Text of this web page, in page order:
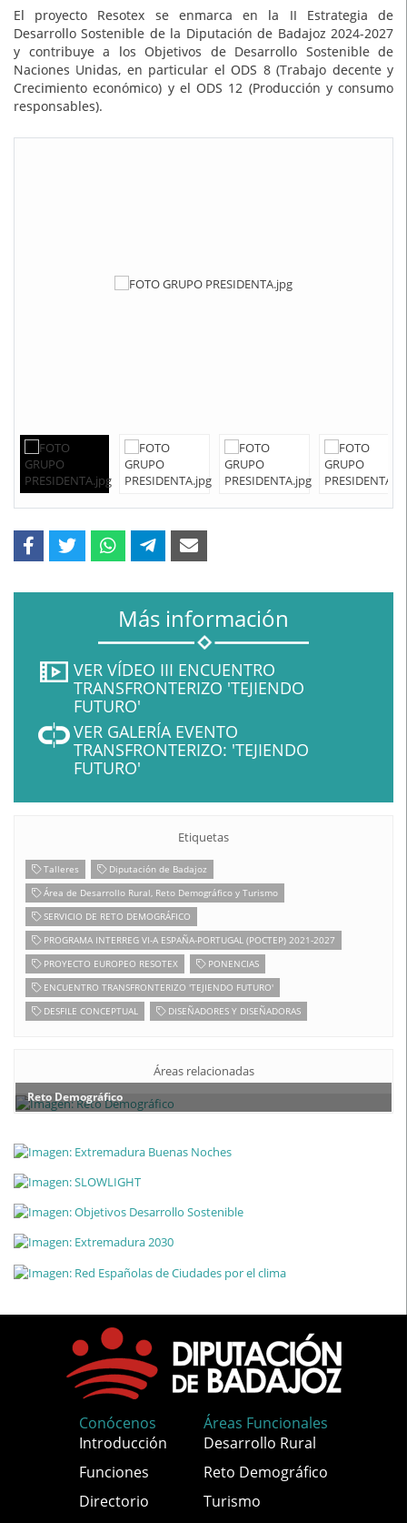
El proyecto Resotex se enmarca en la II Estrategia de
Desarrollo Sostenible de la Diputación de Badajoz 2024-2027
y contribuye a los Objetivos de Desarrollo Sostenible de
Naciones Unidas, en particular el ODS 8 (Trabajo decente y
Crecimiento económico) y el ODS 12 (Producción y consumo
responsables).
Más información
VER VÍDEO III ENCUENTRO
TRANSFRONTERIZO 'TEJIENDO
FUTURO'
VER GALERÍA EVENTO
TRANSFRONTERIZO: 'TEJIENDO
FUTURO'
Etiquetas
Talleres
Diputación de Badajoz
Área de Desarrollo Rural, Reto Demográfico y Turismo
SERVICIO DE RETO DEMOGRÁFICO
PROGRAMA INTERREG VI-A ESPAÑA-PORTUGAL (POCTEP) 2021-2027
PROYECTO EUROPEO RESOTEX
PONENCIAS
ENCUENTRO TRANSFRONTERIZO 'TEJIENDO FUTURO'
DESFILE CONCEPTUAL
DISEÑADORES Y DISEÑADORAS
Áreas relacionadas
Reto Demográfico
Conócenos
Introducción
Funciones
Directorio
Áreas Funcionales
Desarrollo Rural
Reto Demográfico
Turismo